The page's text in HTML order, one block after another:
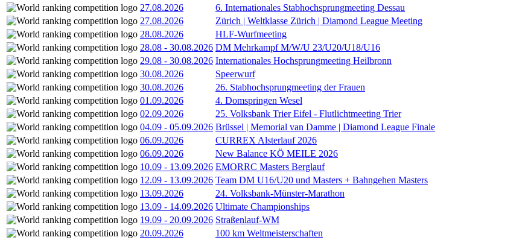
27.08.2026
6. Internationales Stabhochsprungmeeting Dessau
27.08.2026
Zürich | Weltklasse Zürich | Diamond League Meeting
28.08.2026
HLF-Wurfmeeting
28.08 - 30.08.2026 DM Mehrkampf M/W/U 23/U20/U18/U16
29.08 - 30.08.2026 Internationales Hochsprungmeeting Heilbronn
30.08.2026
Speerwurf
30.08.2026
26. Stabhochsprungmeeting der Frauen
01.09.2026
4. Domspringen Wesel
02.09.2026
25. Volksbank Trier Eifel - Flutlichtmeeting Trier
04.09 - 05.09.2026 Brüssel | Memorial van Damme | Diamond League Finale
06.09.2026
CURREX Alsterlauf 2026
06.09.2026
New Balance KÖ MEILE 2026
10.09 - 13.09.2026 EMORRC Masters Berglauf
12.09 - 13.09.2026 Team DM U16/U20 und Masters + Bahngehen Masters
13.09.2026
24. Volksbank-Münster-Marathon
13.09 - 14.09.2026 Ultimate Championships
19.09 - 20.09.2026 Straßenlauf-WM
20.09.2026
100 km Weltmeisterschaften